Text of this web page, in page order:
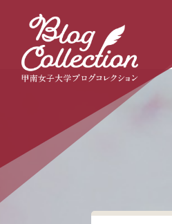
シ
ン